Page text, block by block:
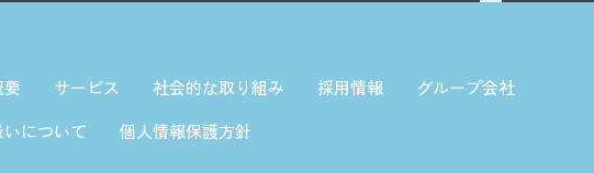
サービス 社会的な取り組み 採用情報
グループ会社
について
個人情報保護方針